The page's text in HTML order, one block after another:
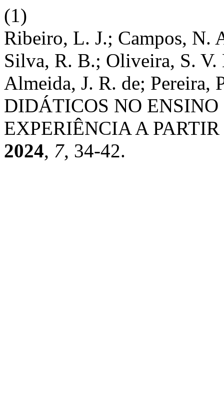
(1)
Ribeiro, L. J.; Campos, N.
Silva, R. B.; Oliveira, S. V.
Almeida, J. R. de; Pereira,
DIDÁTICOS NO
EXPERIÊNCIA A
2024, 7, 34-42.